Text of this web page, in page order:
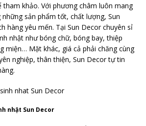
tham khảo. Với phương châm luôn mang
sản phẩm tốt, chất lượng, Sun
hàng yêu mến. Tại Sun Decor chuyên sỉ
nhật như bóng chữ, bóng bay, thiệp
miện… Mặt khác, giá cả phải chăng cùng
nghiệp, thân thiện, Sun Decor tự tin
nhật Sun Decor